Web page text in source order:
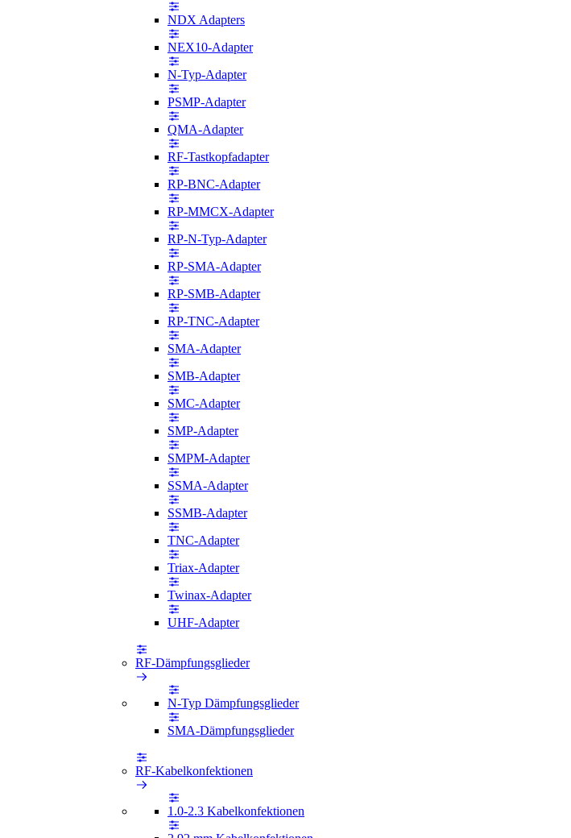
NDX Adapters
NEX10-Adapter
N-Typ-Adapter
PSMP-Adapter
QMA-Adapter
RF-Tastkopfadapter
RP-BNC-Adapter
RP-MMCX-Adapter
RP-N-Typ-Adapter
RP-SMA-Adapter
RP-SMB-Adapter
RP-TNC-Adapter
SMA-Adapter
SMB-Adapter
SMC-Adapter
SMP-Adapter
SMPM-Adapter
SSMA-Adapter
SSMB-Adapter
TNC-Adapter
Triax-Adapter
Twinax-Adapter
UHF-Adapter
RF-Dämpfungsglieder
N-Typ Dämpfungsglieder
SMA-Dämpfungsglieder
RF-Kabelkonfektionen
1.0-2.3 Kabelkonfektionen